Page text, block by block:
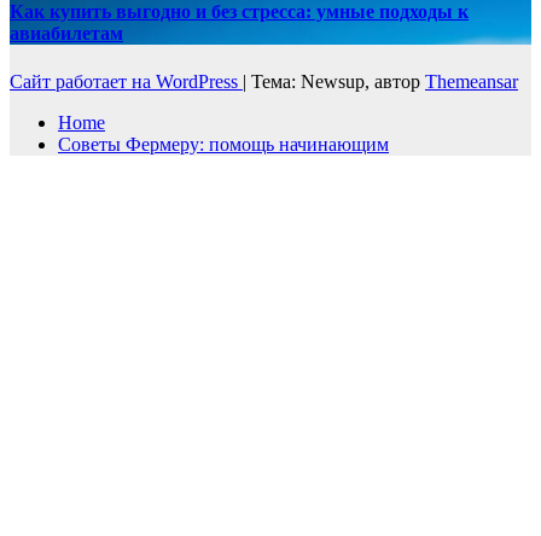
Как купить выгодно и без стресса: умные подходы к
авиабилетам
Сайт работает на WordPress | Тема: Newsup, автор Themeansar
Home
Советы Фермеру: помощь начинающим